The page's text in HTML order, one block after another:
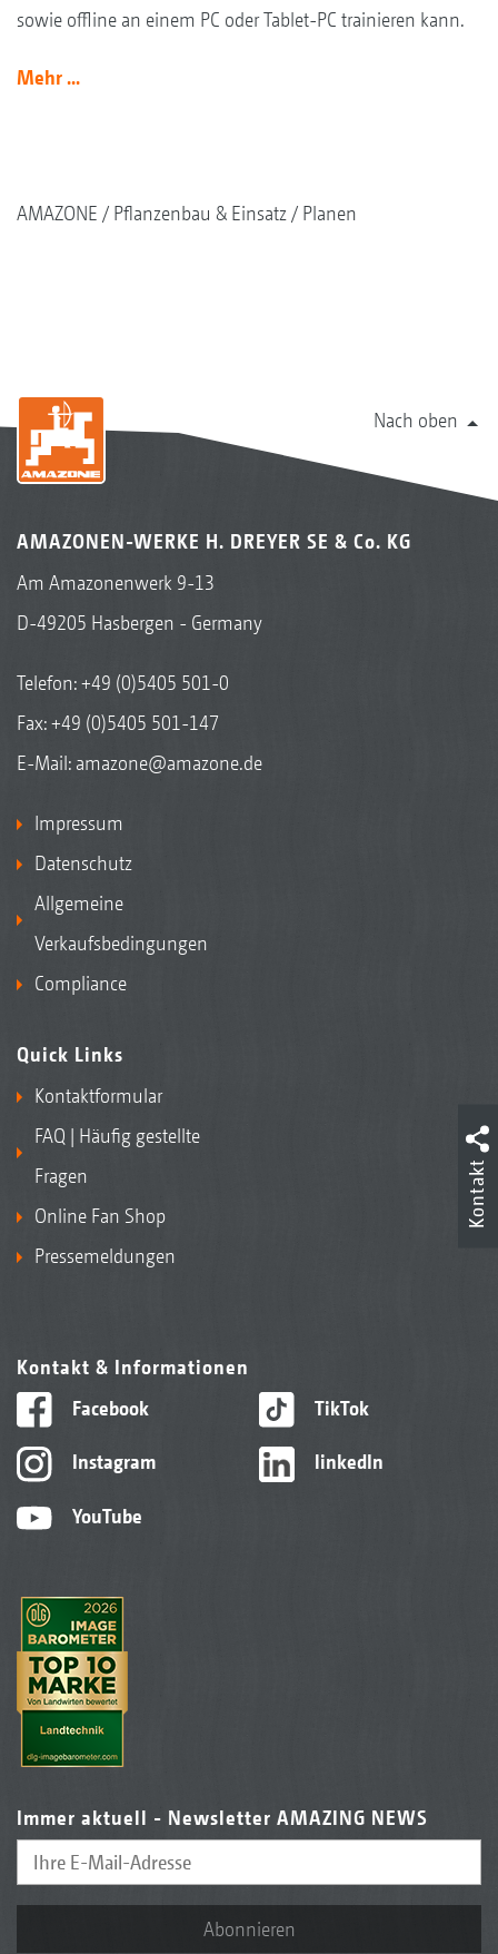
sowie offline an einem PC oder Tablet-PC trainieren kann.
Mehr ...
AMAZONE Pflanzenbau & Einsatz Planen
Nach oben
AMAZONEN-WERKE H. DREYER SE & Co. KG
Am Amazonenwerk 9-13
D-49205 Hasbergen - Germany
Telefon:+49 (0)5405 501-0
Fax: +49 (0)5405 501-147
E-Mail: amazone@amazone.de
Impressum
Datenschutz
Allgemeine
Verkaufsbedingungen
Compliance
Quick Links
Kontaktformular
FAQ | Häufig gestellte
Fragen
Online Fan Shop
Pressemeldungen
Kontakt & Informationen
Facebook
Instagram
YouTube
TikTok
linkedIn
Immer aktuell - Newsletter AMAZING NEWS
Abonnieren
Kontakt